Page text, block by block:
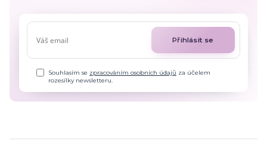
Přihlásit se
Souhlasím se zpracováním osobních údajů za účelem
rozesílky newsletteru.